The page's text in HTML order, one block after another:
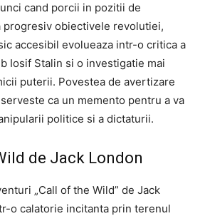
cand porcii in pozitii de
progresiv obiectivele revolutiei,
accesibil evolueaza intr-o critica a
Iosif Stalin si o investigatie mai
puterii. Povestea de avertizare
serveste ca un memento pentru a va
politice si a dictaturii.
de Jack London
„Call of the Wild” de Jack
o calatorie incitanta prin terenul